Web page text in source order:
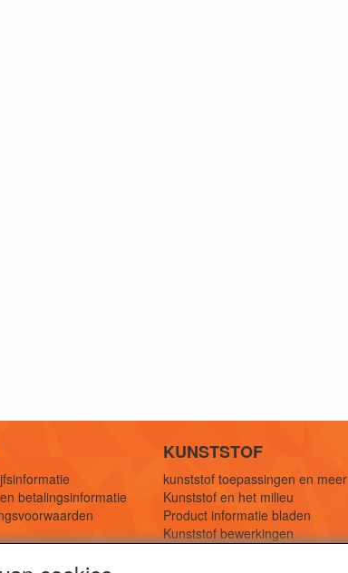
betalingsinformatie
KUNSTSTOF
kunststof toepassingen en meer
Kunststof en het milieu
Product informatie bladen
Kunststof bewerkingen